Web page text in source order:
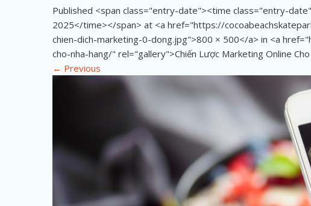
Published <span class="entry-date"><time class="entry-
2025</time></span> at <a href="https://
chien-dich-marketing-0-dong.jpg">800 × 500</a> in <a
cho-nha-hang/" rel="gallery">Chiến Lược Marketing Online
← Previous